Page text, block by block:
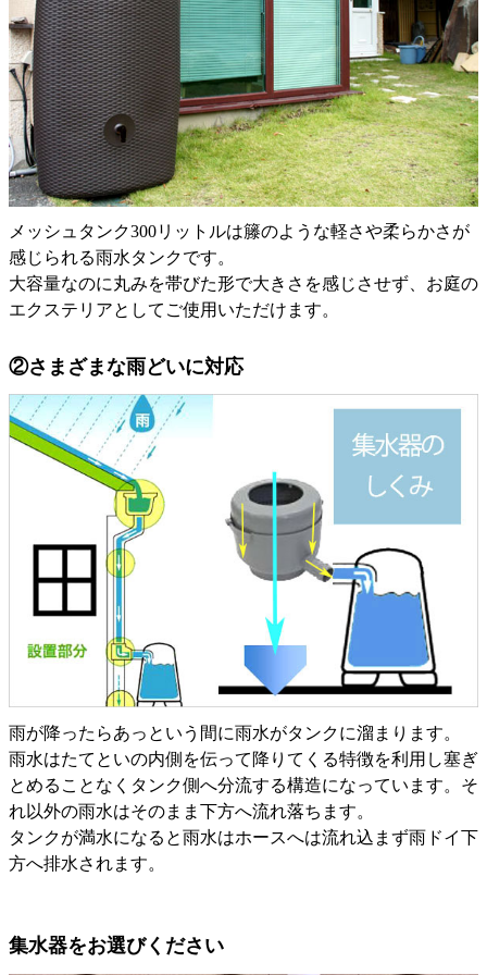
メッシュタンク300リットルは籐のような軽さや柔らかさが
感じられる雨水タンクです。
大容量なのに丸みを帯びた形で大きさを感じさせず、お庭の
エクステリアとしてご使用いただけます。
②さまざまな雨どいに対応
雨が降ったらあっという間に雨水がタンクに溜まります。
雨水はたてといの内側を伝って降りてくる特徴を利用し塞ぎ
とめることなくタンク側へ分流する構造になっています。そ
れ以外の雨水はそのまま下方へ流れ落ちます。
タンクが満水になると雨水はホースへは流れ込まず雨ドイ下
方へ排水されます。
集水器をお選びください